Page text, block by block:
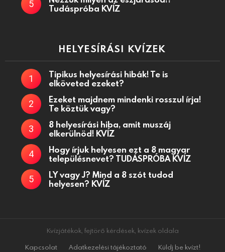
Tudáspróba KVÍZ
HELYESÍRÁSI KVÍZEK
Tipikus helyesírási hibák! Te is
elköveted ezeket?
Ezeket majdnem mindenki rosszul írja!
Te köztük vagy?
8 helyesírási hiba, amit muszáj
elkerülnöd! KVÍZ
Hogy írjuk helyesen ezt a 8 magyar
településnevet? TUDÁSPRÓBA KVÍZ
LY vagy J? Mind a 8 szót tudod
helyesen? KVÍZ
Kvízjátékok, fejtörő kérdések, kvízek oldala
Kapcsolat
Adatkezelési tájékoztató
Küldj be kvízt!